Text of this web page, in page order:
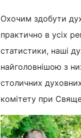
Охочим здобути
практично в усіх
статистики, наші
найголовнішою з
столичних
комітету при